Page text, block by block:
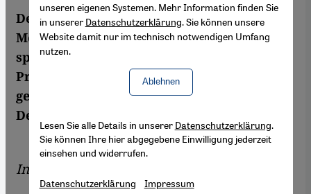
Der Schriftsteller und
Menschenrechtsaktivist Dogan Akhanli
spricht über seinen politisch motivierten
Prozess, die türkische Justiz und die
gegenwärtige gesellschaftspolitische
Debatte in der Türkei.
Interview von
unseren eigenen Systemen. Mehr Information finden Sie
in unserer Datenschutzerklärung. Sie können unsere
Website damit nur im technisch notwendigen Umfang
nutzen.
Ablehnen
Lesen Sie alle Details in unserer Datenschutzerklärung.
Sie können Ihre hier abgegebene Einwilligung jederzeit
einsehen und widerrufen.
Datenschutzerklärung Impressum